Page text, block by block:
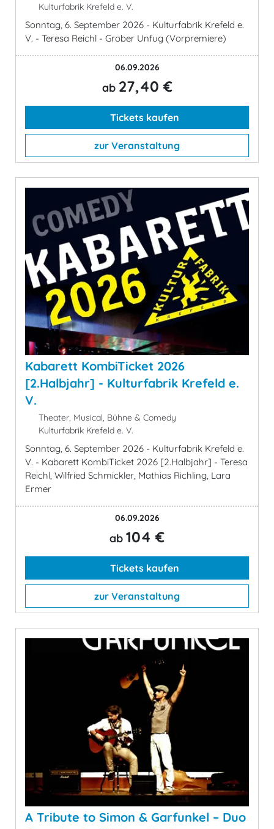
Kulturfabrik Krefeld e. V.
Sonntag, 6. September 2026 - Kulturfabrik Krefeld e.
V. - Teresa Reichl - Grober Unfug (Vorpremiere)
06.09.2026
ab 27,40 €
Tickets kaufen
zur Veranstaltung
Kabarett KombiTicket 2026
[2.Halbjahr] - Kulturfabrik Krefeld e.
V.
Theater, Musical, Bühne & Comedy
Kulturfabrik Krefeld e. V.
Sonntag, 6. September 2026 - Kulturfabrik Krefeld e.
V. - Kabarett KombiTicket 2026 [2.Halbjahr] - Teresa
Reichl, Wilfried Schmickler, Mathias Richling, Lara
Ermer
06.09.2026
ab 104 €
Tickets kaufen
zur Veranstaltung
A Tribute to Simon & Garfunkel – Duo